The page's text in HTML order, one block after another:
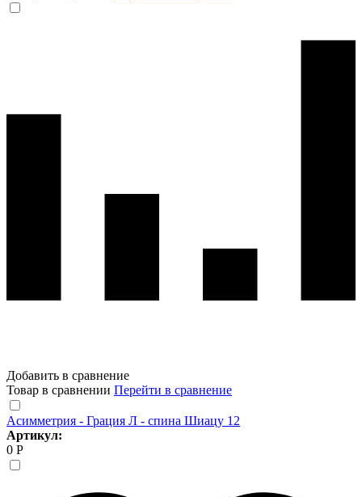
Добавить в сравнение
Товар в сравнении Перейти в сравнение
Асимметрия - Грация Л - спина Шиацу 12
Артикул:
0 Р